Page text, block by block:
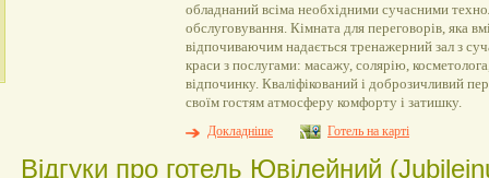
обладнаний всіма необхідними сучасними
обслуговування. Кімната для переговорів, яка
відпочиваючим надається тренажерний зал з
краси з послугами: масажу, солярію,
відпочинку. Кваліфікований і доброзичливий
своїм гостям атмосферу комфорту і затишку.
Докладніше
Готель на карті
Відгуки про готель Ювілейний